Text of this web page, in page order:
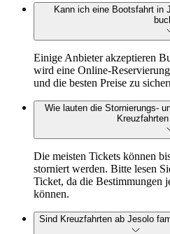
Kann ich eine Bootsfahrt in
Einige Anbieter akzeptieren
wird eine Online-
und die besten Preise zu
Wie lauten die Stornierungs-
Die meisten Tickets können
storniert werden. Bitte lesen
Ticket, da die Bestimmungen
können.
Sind Kreuzfahrten ab Jesolo